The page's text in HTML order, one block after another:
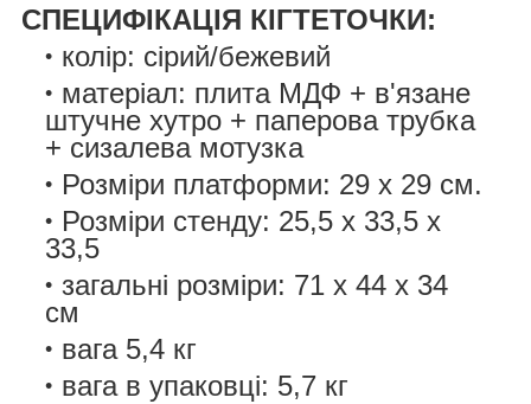
СПЕЦИФІКАЦІЯ КІГТЕТОЧКИ:
колір: сірий/бежевий
матеріал: плита МДФ + в'язане
штучне хутро + паперова трубка
+ сизалева мотузка
Розміри платформи: 29 x 29 см.
Розміри стенду: 25,5 x 33,5 x
33,5
загальні розміри: 71 x 44 x 34
см
вага 5,4 кг
вага в упаковці: 5,7 кг